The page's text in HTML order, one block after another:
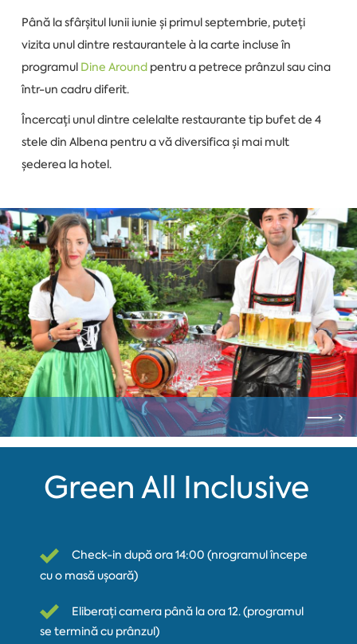
Până la sfârșitul lunii iunie și primul septembrie, puteți
vizita unul dintre restaurantele à la carte incluse în
programul Dine Aroundpentru a petrece prânzul sau cina
într-un cadru diferit.
Încercați unul dintre celelalte restaurante tip bufet de 4
stele din Albena pentru a vă diversifica și mai mult
șederea la hotel.
Green All Inclusive
Check-in după ora 14:00 (пrogramul începe
cu o masă ușoară)
Eliberați camera până la ora 12. (programul
se termină cu prânzul)